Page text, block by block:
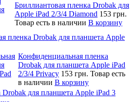
Бриллиантовая пленка Drobak для
Apple iPad 2/3/4 Diamond 153 грн.
Товар есть в наличии В корзину
пленка Drobak для планшета Apple
Конфиденциальная пленка
Drobak для планшета Apple iPad
2/3/4 Privacy 153 грн. Товар есть
в наличии В корзину
Drobak для планшета Apple iPad 3